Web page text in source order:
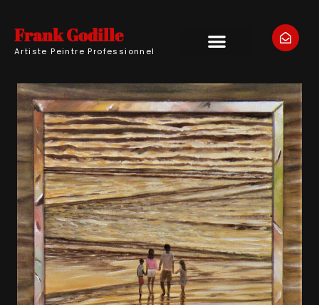
Frank Godille
Artiste Peintre Professionnel